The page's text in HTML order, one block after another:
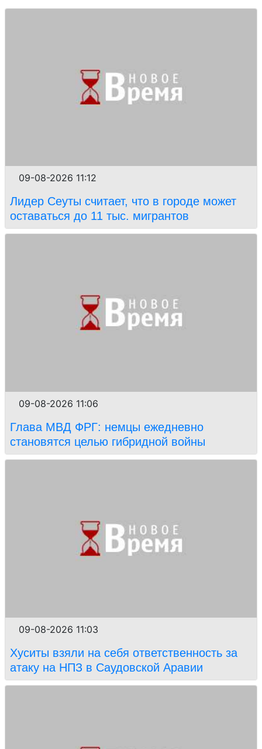
09-08-2026 11:12
Лидер Сеуты считает, что в городе может
оставаться до 11 тыс. мигрантов
09-08-2026 11:06
Глава МВД ФРГ: немцы ежедневно
становятся целью гибридной войны
09-08-2026 11:03
Хуситы взяли на себя ответственность за
атаку на НПЗ в Саудовской Аравии